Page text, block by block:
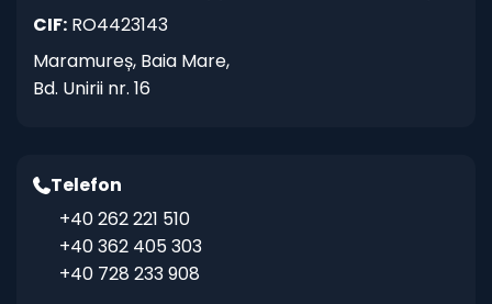
CIF: RO4423143
Maramureș, Baia Mare,
Bd. Unirii nr. 16
Telefon
+40 262 221 510
+40 362 405 303
+40 728 233 908